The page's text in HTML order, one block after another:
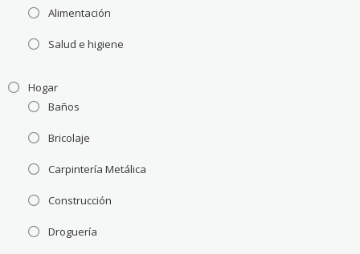
Alimentación
Salud e higiene
Hogar
Baños
Bricolaje
Carpintería Metálica
Construcción
Droguería